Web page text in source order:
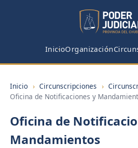
InicioOrganización
Inicio › Circunscripciones ›
Oficina de Notificaciones y
Oficina de
Mandamientos